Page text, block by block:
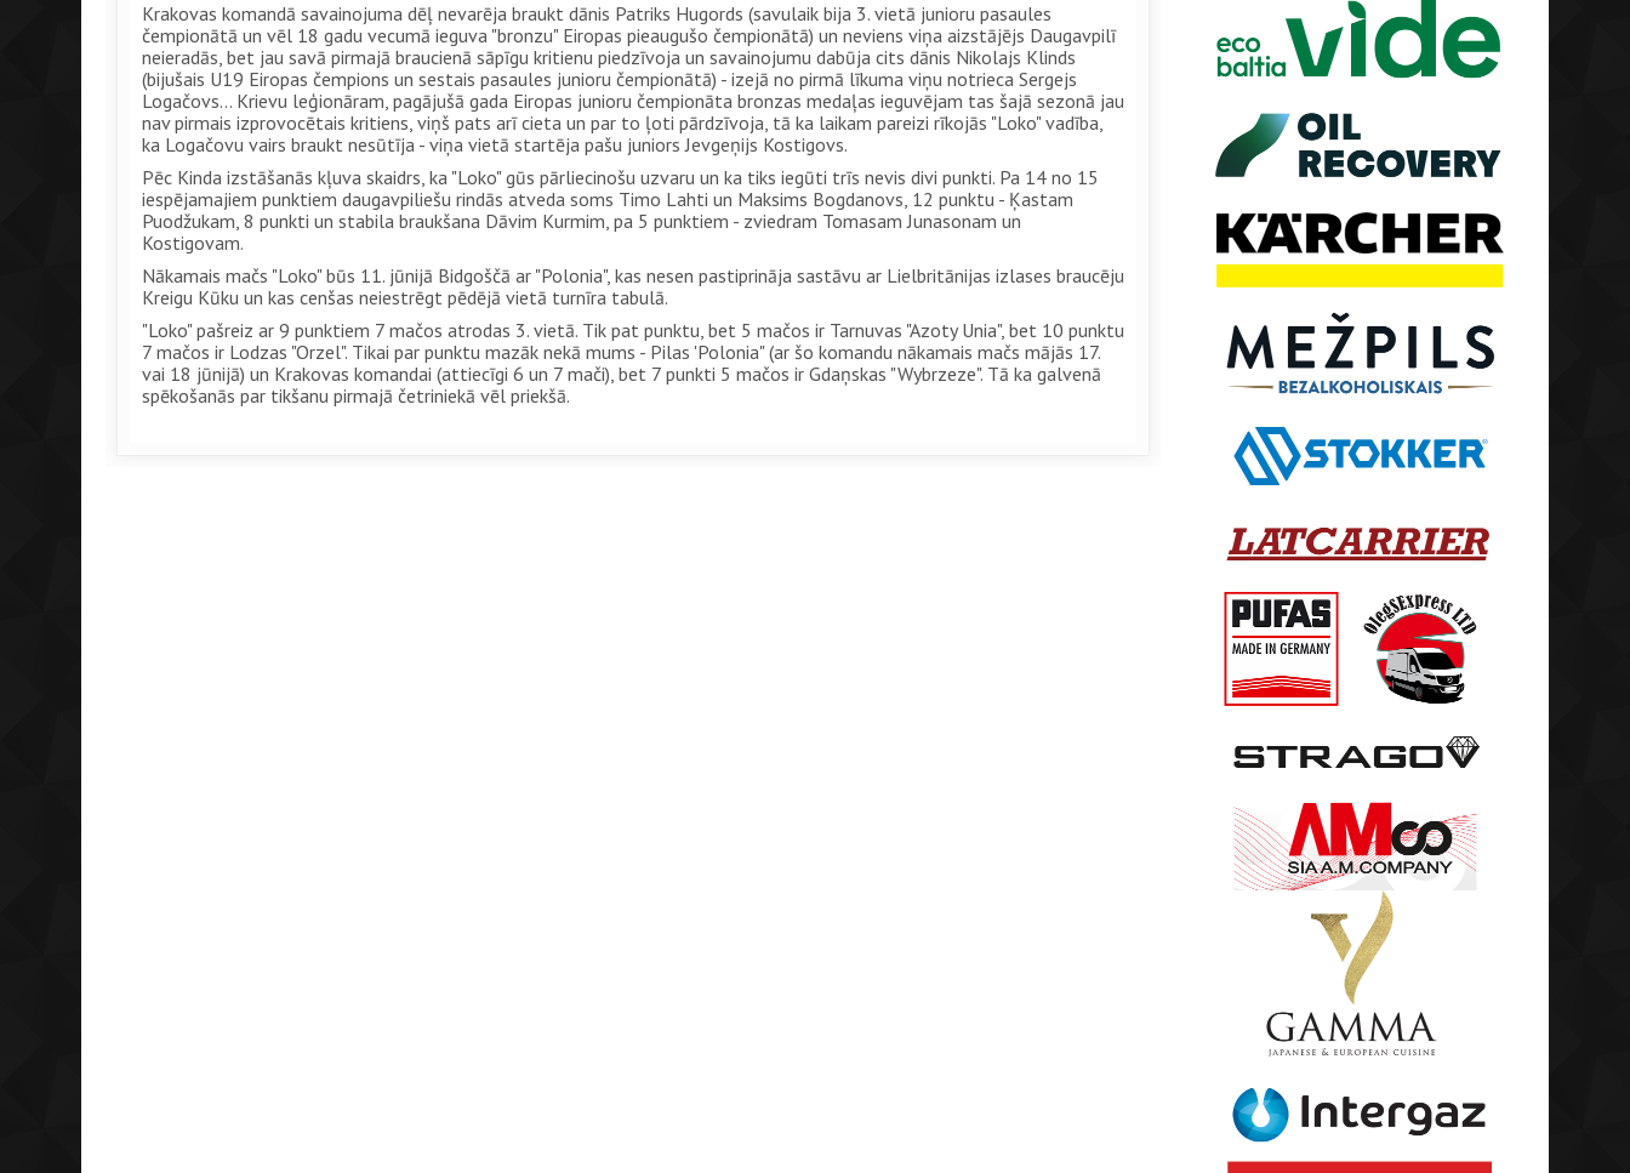
Krakovas komandā savainojuma dēļ nevarēja braukt dānis Patriks Hugords (savulaik bija 3. vietā junioru pasaules
čempionātā un vēl 18 gadu vecumā ieguva "bronzu" Eiropas pieaugušo čempionātā) un neviens viņa aizstājējs Daugavpilī
neieradās, bet jau savā pirmajā braucienā sāpīgu kritienu piedzīvoja un savainojumu dabūja cits dānis Nikolajs Klinds
(bijušais U19 Eiropas čempions un sestais pasaules junioru čempionātā) - izejā no pirmā līkuma viņu notrieca Sergejs
Logačovs... Krievu leģionāram, pagājušā gada Eiropas junioru čempionāta bronzas medaļas ieguvējam tas šajā sezonā jau
nav pirmais izprovocētais kritiens, viņš pats arī cieta un par to ļoti pārdzīvoja, tā ka laikam pareizi rīkojās "Loko" vadība,
ka Logačovu vairs braukt nesūtīja - viņa vietā startēja pašu juniors Jevgeņijs Kostigovs.
Pēc Kinda izstāšanās kļuva skaidrs, ka "Loko" gūs pārliecinošu uzvaru un ka tiks iegūti trīs nevis divi punkti. Pa 14 no 15
iespējamajiem punktiem daugavpiliešu rindās atveda soms Timo Lahti un Maksims Bogdanovs, 12 punktu - Ķastam
Puodžukam, 8 punkti un stabila braukšana Dāvim Kurmim, pa 5 punktiem - zviedram Tomasam Junasonam un
Kostigovam.
Nākamais mačs "Loko" būs 11. jūnijā Bidgoščā ar "Polonia", kas nesen pastiprināja sastāvu ar Lielbritānijas izlases braucēju
Kreigu Kūku un kas cenšas neiestrēgt pēdējā vietā turnīra tabulā.
"Loko" pašreiz ar 9 punktiem 7 mačos atrodas 3. vietā. Tik pat punktu, bet 5 mačos ir Tarnuvas "Azoty Unia", bet 10 punktu
7 mačos ir Lodzas "Orzel". Tikai par punktu mazāk nekā mums - Pilas 'Polonia" (ar šo komandu nākamais mačs mājās 17.
vai 18 jūnijā) un Krakovas komandai (attiecīgi 6 un 7 mači), bet 7 punkti 5 mačos ir Gdaņskas "Wybrzeze". Tā ka galvenā
spēkošanās par tikšanu pirmajā četriniekā vēl priekšā.